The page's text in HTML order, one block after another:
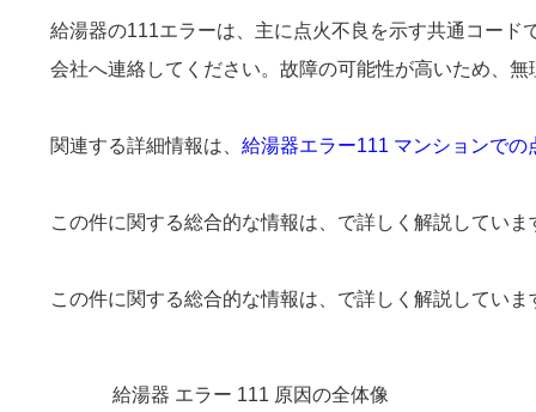
給湯器の111エラーは、主に点火不良を示す共通コー
会社へ連絡してください。故障の可能性が高いため、
関連する詳細情報は、 給湯器エラー111 マンションで
この件に関する総合的な情報は、 で詳しく解説していま
この件に関する総合的な情報は、 で詳しく解説していま
給湯器 エラー 111 原因の全体像